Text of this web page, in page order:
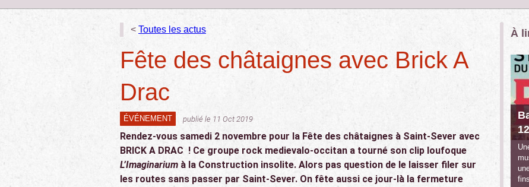
< Toutes les actus
Fête des châtaignes avec Brick A
Drac
ÉVÉNEMENT publié le 11 Oct 2019
Rendez-vous samedi 2 novembre pour la Fête des châtaignes à Saint-Sever avec
BRICK A DRAC ! Ce groupe rock medievalo-occitan a tourné son clip loufoque
L’Imaginarium à la Construction insolite. Alors pas question de le laisser filer sur
les routes sans passer par Saint-Sever. On fête aussi ce jour-là la fermeture
À